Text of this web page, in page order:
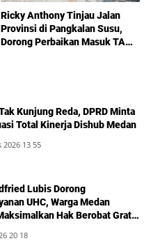
Ricky Anthony Tinjau Jalan
Provinsi di Pangkalan Susu,
Dorong Perbaikan Masuk TA
Kunjung Reda, DPRD Minta
Total Kinerja Dishub Medan
2026 13 55
Lubis Dorong
UHC, Warga Medan
Hak Berobat Gratis
20 18